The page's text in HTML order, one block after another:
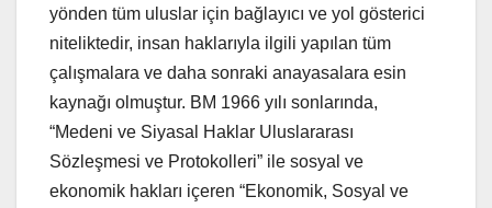
yönden tüm uluslar için bağlayıcı ve yol gösterici
niteliktedir, insan haklarıyla ilgili yapılan tüm
çalışmalara ve daha sonraki anayasalara esin
kaynağı olmuştur. BM 1966 yılı sonlarında,
“Medeni ve Siyasal Haklar Uluslararası
Sözleşmesi ve Protokolleri” ile sosyal ve
ekonomik hakları içeren “Ekonomik, Sosyal ve